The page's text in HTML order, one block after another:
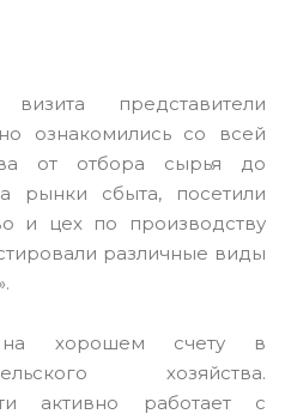
представители
ознакомились со всей
от отбора сырья до
рынки сбыта, посетили
и цех по производству
различные виды
на хорошем счету в
хозяйства.
активно работает с